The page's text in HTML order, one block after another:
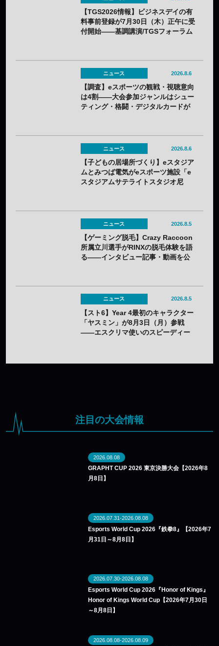
【TGS2026情報】ビジネスデイの有
料事前登録が7月30日（木）正午に受
付開始——基調講演/TGSフォーラム
ニュース 2026.8.6
【調査】eスポーツの観戦・視聴意向
は4割——大会参加ジャンルはシュー
ティング・格闘・デジタルカードが
ニュース 2026.8.6
【子どもの居場所づくり】eスタジア
ムとみつば電気がeスポーツ施設「e
スタジアムサテライトスタジオ尼
ニュース 2026.8.5
【ゲーミング脱毛】Crazy Raccoon
所属立川選手がRINXの脱毛体験を語
る——インタビュー記事・動画を公
ニュース 2026.8.5
【スト6】Year 4最初のキャラクター
「ヤスミン」が8月3日（月）参戦
——エスクリマ使いのスピーディー
注目の大会情報
2026.08.08
GRAPHT CUP 2026 東京決勝大会【2026年8
月8日】
2026.07.31-2026.08.08
Esports World Cup 2026『鉄拳8』【2026年7
月31日～8月8日】
2026.07.30-2026.08.08
Esports World Cup 2026『Honor of Kings』
Honor of Kings World Cup【2026年7月30日
～8月8日】
2026.08.08-2026.08.09